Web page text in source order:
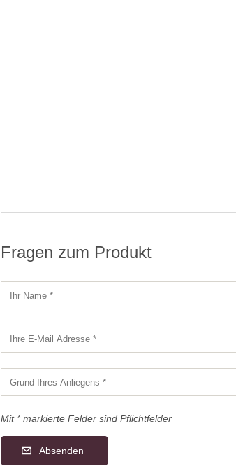
Fragen zum Produkt
Mit * markierte Felder sind Pflichtfelder
Absenden